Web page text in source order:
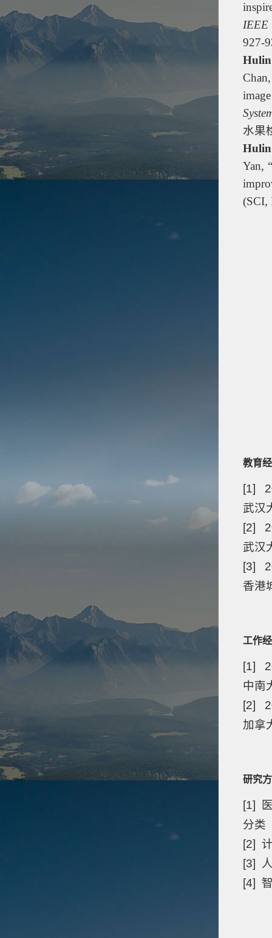
IEEE
927-
水果
Yan,
(SCI,
教育
[1]
武汉
[2]
武汉
[3]
香港
工作
[1]
中南
[2]
加拿
研究
[1]
分类
[2]
[3]
[4]